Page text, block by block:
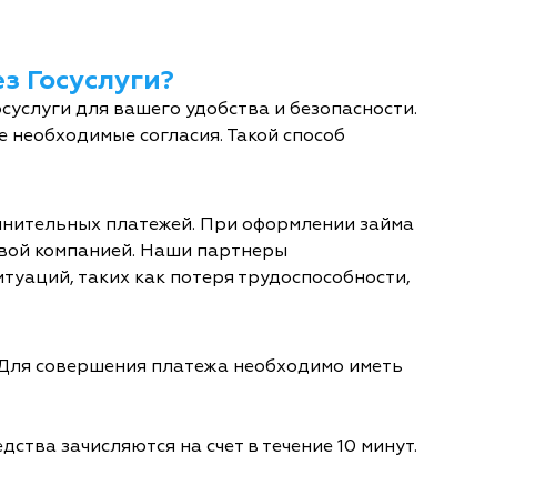
Госуслуги?
для вашего удобства и безопасности.
согласия. Такой способ
платежей. При оформлении займа
компанией. Наши партнеры
таких как потеря трудоспособности,
совершения платежа необходимо иметь
зачисляются на счет в течение 10 минут.